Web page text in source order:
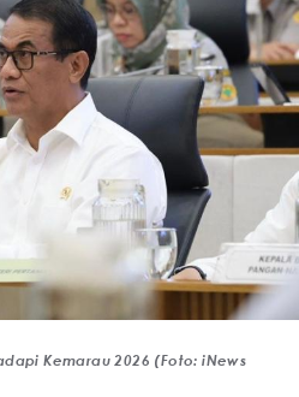
Kemarau 2026 (Foto: iNews